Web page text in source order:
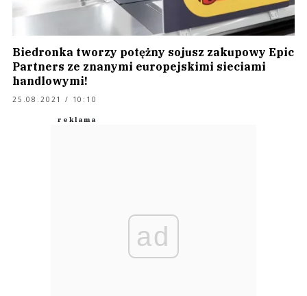
Biedronka tworzy potężny sojusz zakupowy Epic
Partners ze znanymi europejskimi sieciami
handlowymi!
25.08.2021 / 10:10
ad